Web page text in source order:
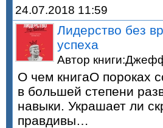
24.07.2018 11:59
Лидерство без
успеха
Автор
О чем книгаО пороках
в большей степени
навыки. Украшает ли
правдивы…